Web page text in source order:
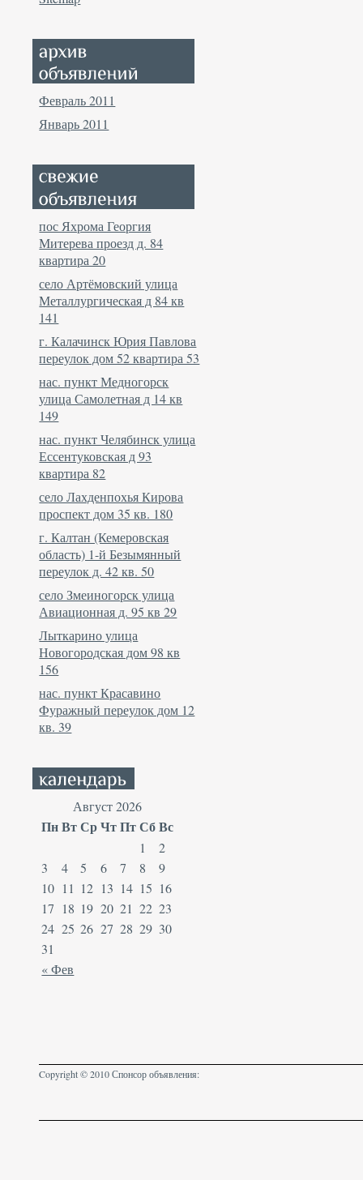
Февраль 2011
Январь 2011
пос Яхрома Георгия
Митерева проезд д. 84
квартира 20
село Артёмовский улица
Металлургическая д 84 кв
141
г. Калачинск Юрия Павлова
переулок дом 52 квартира 53
нас. пункт Медногорск
улица Самолетная д 14 кв
149
нас. пункт Челябинск улица
Ессентуковская д 93
квартира 82
село Лахденпохья Кирова
проспект дом 35 кв. 180
г. Калтан (Кемеровская
область) 1-й Безымянный
переулок д. 42 кв. 50
село Змеиногорск улица
Авиационная д. 95 кв 29
Лыткарино улица
Новогородская дом 98 кв
156
нас. пункт Красавино
Фуражный переулок дом 12
кв. 39
Август 2026
ПнВтСрЧтПтСбВс
« Фев
1
2
3
4 5 6 7 8
9
10 11 12 13 14 15 16
17 18 19 20 21 22 23
24 25 26 27 28 29 30
31
Copyright © 2010 Спонсор объявления: